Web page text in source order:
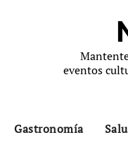
eventos
Gastronomía